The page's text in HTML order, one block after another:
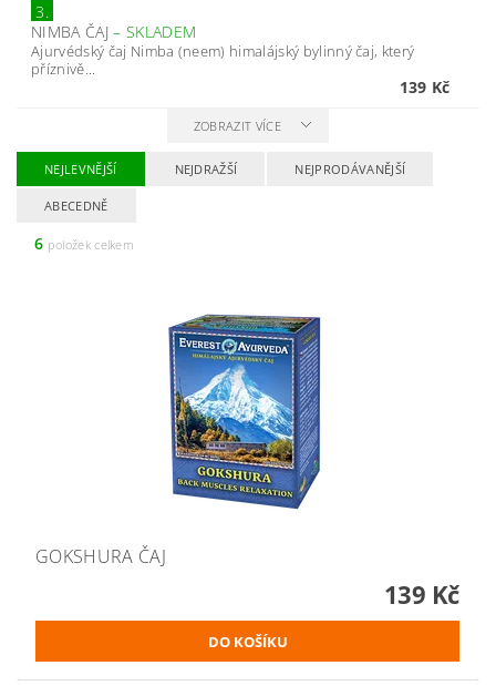
3.
NIMBA ČAJ– SKLADEM
Ajurvédský čaj Nimba (neem) himalájský bylinný čaj, který
příznivě...
139 Kč
ZOBRAZIT VÍCE
NEJLEVNĚJŠÍ NEJDRAŽŠÍ NEJPRODÁVANĚJŠÍ
ABECEDNĚ
6 položek celkem
GOKSHURA ČAJ
139 Kč